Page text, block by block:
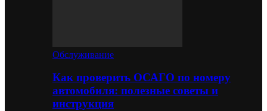
Обслуживание
Как проверить ОСАГО по номеру
автомобиля: полезные советы и
инструкция